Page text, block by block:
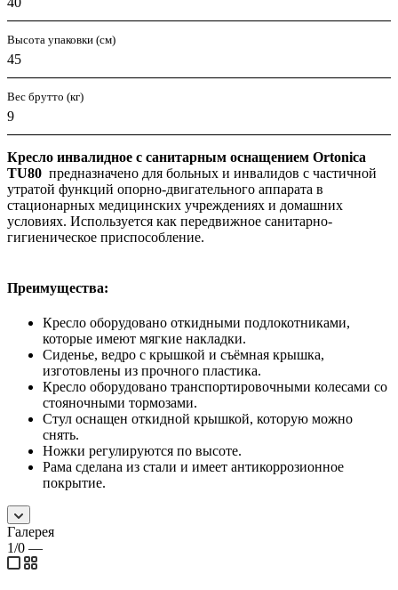
Высота упаковки (см)
45
Вес брутто (кг)
9
Кресло инвалидное с санитарным оснащением Ortonica
TU80 предназначено для больных и инвалидов с частичной
утратой функций опорно-двигательного аппарата в
стационарных медицинских учреждениях и домашних
условиях. Используется как передвижное санитарно-
гигиеническое приспособление.
Преимущества:
Кресло оборудовано откидными подлокотниками,
которые имеют мягкие накладки.
Сиденье, ведро с крышкой и съёмная крышка,
изготовлены из прочного пластика.
Кресло оборудовано транспортировочными колесами со
стояночными тормозами.
Стул оснащен откидной крышкой, которую можно
снять.
Ножки регулируются по высоте.
Рама сделана из стали и имеет антикоррозионное
покрытие.
Галерея
1/0 —